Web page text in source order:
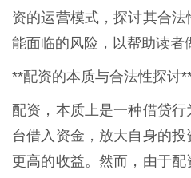
资的运营模式，探讨其合
能面临的风险，以帮助读者
**配资的本质与合法性探讨
配资，本质上是一种借贷
台借入资金，放大自身的
更高的收益。然而，由于